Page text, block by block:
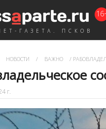
ГАЗЕТА. ПСКОВ
НОВОСТИ / ВАЖНО /
г.